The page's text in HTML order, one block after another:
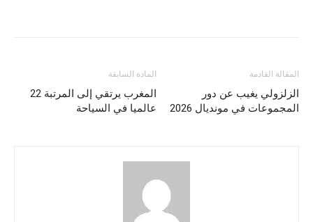
المادة السابقة
المغرب يرتقي إلى المرتبة 22
عالميا في السياحة
المقالة القادمة
الزلزولي يغيب عن دور
المجموعات في مونديال 2026